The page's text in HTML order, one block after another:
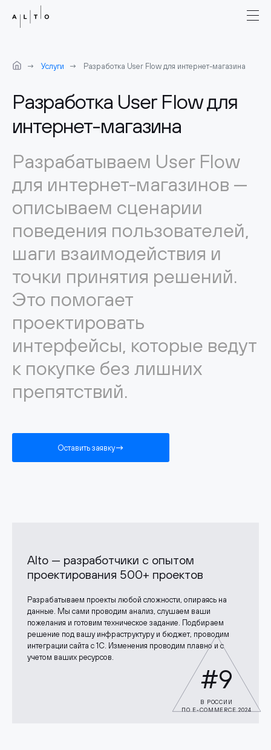
Услуги Разработка User Flow для интернет-магазина
Разработка User Flow для
интернет-магазина
Разрабатываем User Flow
для интернет-магазинов —
описываем сценарии
поведения пользователей,
шаги взаимодействия и
точки принятия решений.
Это помогает
проектировать
интерфейсы, которые ведут
к покупке без лишних
препятствий.
Оставить заявку
Alto — разработчики с опытом
проектирования 500+ проектов
Разрабатываем проекты любой сложности, опираясь на
данные. Мы сами проводим анализ, слушаем ваши
пожелания и готовим техническое задание. Подбираем
решение под вашу инфраструктуру и бюджет, проводим
интеграции сайта с 1С. Изменения проводим плавно и с
учетом ваших ресурсов.
#9
В РОССИИ
ПО E-COMMERCE 2024